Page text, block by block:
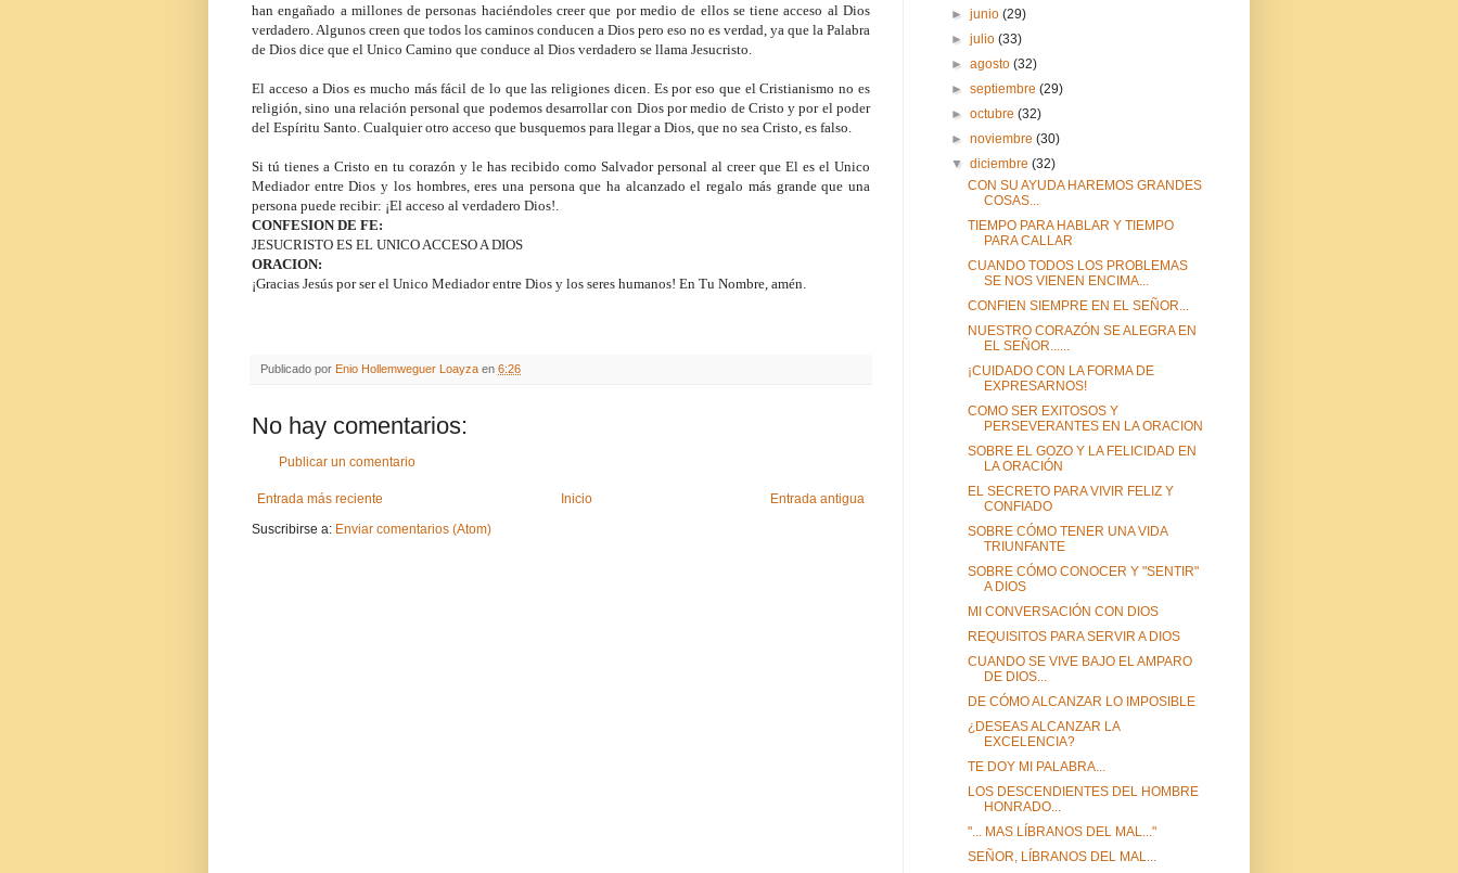
han engañado a millones de personas haciéndoles creer que por medio de ellos se tiene acceso al Dios
verdadero. Algunos creen que todos los caminos conducen a Dios pero eso no es verdad, ya que la Palabra
de Dios dice que el Unico Camino que conduce al Dios verdadero se llama Jesucristo.
El acceso a Dios es mucho más fácil de lo que las religiones dicen. Es por eso que el Cristianismo no es
religión, sino una relación personal que podemos desarrollar con Dios por medio de Cristo y por el poder
del Espíritu Santo. Cualquier otro acceso que busquemos para llegar a Dios, que no sea Cristo, es falso.
Si tú tienes a Cristo en tu corazón y le has recibido como Salvador personal al creer que El es el Unico
Mediador entre Dios y los hombres, eres una persona que ha alcanzado el regalo más grande que una
persona puede recibir: ¡El acceso al verdadero Dios!.
CONFESION DE FE:
JESUCRISTO ES EL UNICO ACCESO A DIOS
ORACION:
¡Gracias Jesús por ser el Unico Mediador entre Dios y los seres humanos! En Tu Nombre, amén.
Publicado por Enio Hollemweguer Loayza en 6:26
No hay comentarios:
Publicar un comentario
Entrada más reciente Entrada antigua
Inicio
Suscribirse a: Enviar comentarios (Atom)
►junio(29)
►julio(33)
►agosto(32)
►septiembre(29)
►octubre(32)
►noviembre(30)
▼diciembre(32)
CON SU AYUDA HAREMOS GRANDES
COSAS...
TIEMPO PARA HABLAR Y TIEMPO
PARA CALLAR
CUANDO TODOS LOS PROBLEMAS
SE NOS VIENEN ENCIMA...
CONFIEN SIEMPRE EN EL SEÑOR...
NUESTRO CORAZÓN SE ALEGRA EN
EL SEÑOR......
¡CUIDADO CON LA FORMA DE
EXPRESARNOS!
COMO SER EXITOSOS Y
PERSEVERANTES EN LA ORACION
SOBRE EL GOZO Y LA FELICIDAD EN
LA ORACIÓN
EL SECRETO PARA VIVIR FELIZ Y
CONFIADO
SOBRE CÓMO TENER UNA VIDA
TRIUNFANTE
SOBRE CÓMO CONOCER Y "SENTIR"
A DIOS
MI CONVERSACIÓN CON DIOS
REQUISITOS PARA SERVIR A DIOS
CUANDO SE VIVE BAJO EL AMPARO
DE DIOS...
DE CÓMO ALCANZAR LO IMPOSIBLE
¿DESEAS ALCANZAR LA
EXCELENCIA?
TE DOY MI PALABRA...
LOS DESCENDIENTES DEL HOMBRE
HONRADO...
"... MAS LÍBRANOS DEL MAL..."
SEÑOR, LÍBRANOS DEL MAL...